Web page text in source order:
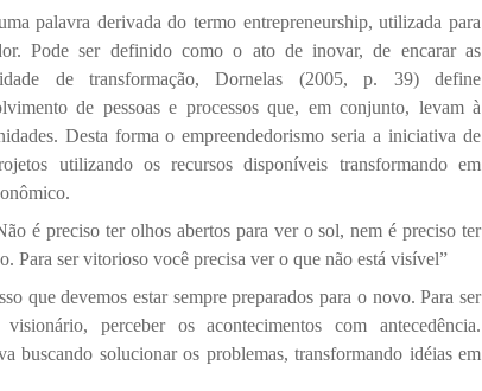
palavra derivada do termo entrepreneurship, utilizada para
Pode ser definido como o ato de inovar, de encarar as
de transformação, Dornelas (2005, p. 39) define
de pessoas e processos que, em conjunto, levam à
Desta forma o empreendedorismo seria a iniciativa de
utilizando os recursos disponíveis transformando em
é preciso ter olhos abertos para ver o sol, nem é preciso ter
Para ser vitorioso você precisa ver o que não está visível”
que devemos estar sempre preparados para o novo. Para ser
perceber os acontecimentos com antecedência.
buscando solucionar os problemas, transformando idéias em